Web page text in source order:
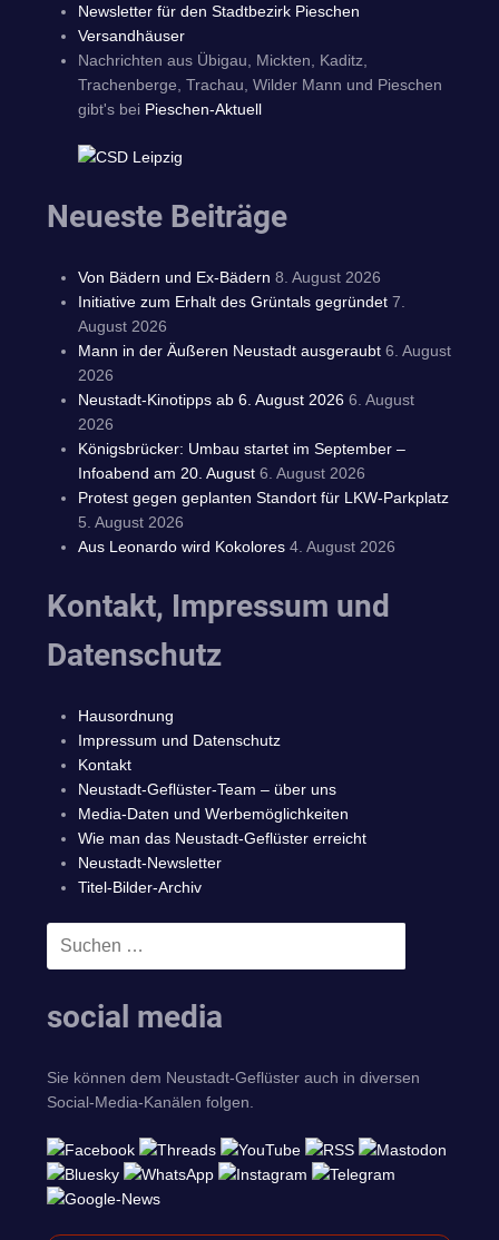
Newsletter für den Stadtbezirk Pieschen
Versandhäuser
Nachrichten aus Übigau, Mickten, Kaditz,
Trachenberge, Trachau, Wilder Mann und Pieschen
gibt's bei Pieschen-Aktuell
Neueste Beiträge
Von Bädern und Ex-Bädern 8. August 2026
Initiative zum Erhalt des Grüntals gegründet 7.
August 2026
Mann in der Äußeren Neustadt ausgeraubt 6. August
2026
Neustadt-Kinotipps ab 6. August 2026 6. August
2026
Königsbrücker: Umbau startet im September –
Infoabend am 20. August 6. August 2026
Protest gegen geplanten Standort für LKW-Parkplatz
5. August 2026
Aus Leonardo wird Kokolores 4. August 2026
Kontakt, Impressum und
Datenschutz
Hausordnung
Impressum und Datenschutz
Kontakt
Neustadt-Geflüster-Team – über uns
Media-Daten und Werbemöglichkeiten
Wie man das Neustadt-Geflüster erreicht
Neustadt-Newsletter
Titel-Bilder-Archiv
Suchen
social media
Sie können dem Neustadt-Geflüster auch in diversen
Social-Media-Kanälen folgen.